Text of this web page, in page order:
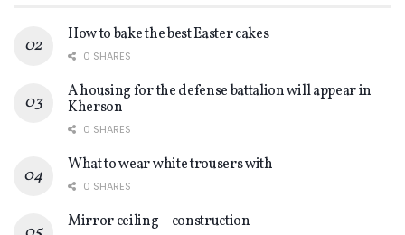
How to bake the best Easter cakes
0 SHARES
A housing for the defense battalion will appear in
Kherson
0 SHARES
What to wear white trousers with
0 SHARES
Mirror ceiling – construction